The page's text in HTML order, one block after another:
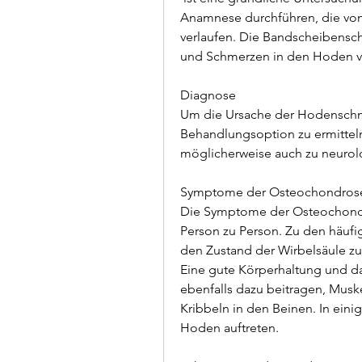
Anamnese durchführen, die
verlaufen. Die
und Schmerzen in den Hoden
Diagnose
Um die Ursache der
Behandlungsoption zu
möglicherweise auch zu
Symptome der
Die Symptome der
Person zu Person. Zu den
den Zustand der Wirbelsäule
Eine gute Körperhaltung und
ebenfalls dazu beitragen,
Kribbeln in den Beinen. In
Hoden auftreten.